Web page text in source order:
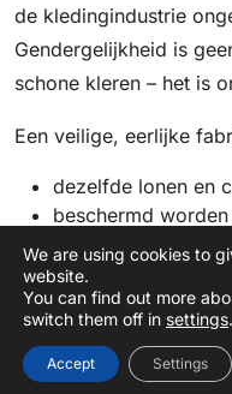
de kledingindustrie
Gendergelijkheid is
schone kleren – het is
Een veilige, eerlijke
dezelfde lonen en
beschermd
en echte
hun toekomst.
Samen voor
Kledingmerken en
We are using cookies to
website.
You can find out more
switch them off in settings.
Accept Settings